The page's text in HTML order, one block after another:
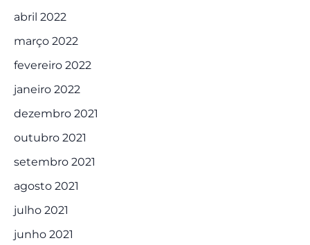
abril 2022
março 2022
fevereiro 2022
janeiro 2022
dezembro 2021
outubro 2021
setembro 2021
agosto 2021
julho 2021
junho 2021